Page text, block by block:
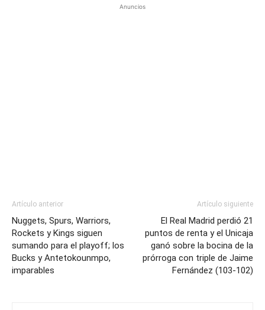
Anuncios
Artículo anterior
Nuggets, Spurs, Warriors,
Rockets y Kings siguen
sumando para el playoff; los
Bucks y Antetokounmpo,
imparables
Artículo siguiente
El Real Madrid perdió 21
puntos de renta y el Unicaja
ganó sobre la bocina de la
prórroga con triple de Jaime
Fernández (103-102)